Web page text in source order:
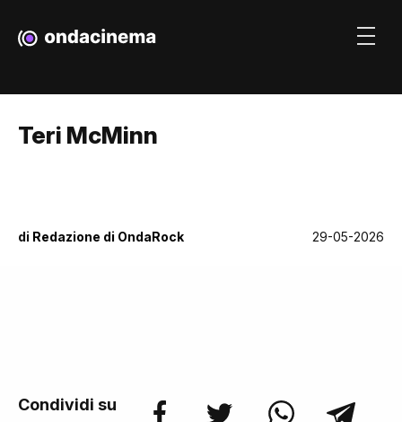
Teri McMinn
di Redazione di OndaRock 29-05-2026
Condividi su